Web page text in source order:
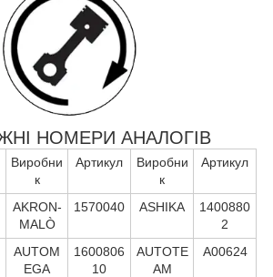
НОМЕРИ АНАЛОГІВ
Виробни
к
Артикул
Виробни
к
Артикул
AKRON-
MALÒ
1570040 ASHIKA
1400880
2
AUTOM
EGA
1600806
10
AUTOTE
AM
A00624